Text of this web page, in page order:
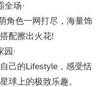
全场·
角色一网打尽，海量饰
配擦出火花!
园·
己的Lifestyle，感受恬
球上的极致乐趣。